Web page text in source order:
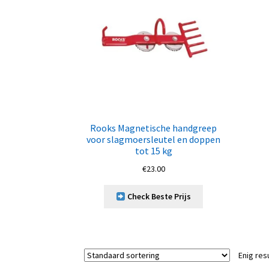
Rooks Magnetische handgreep
voor slagmoersleutel en doppen
tot 15 kg
€23.00
Check Beste Prijs
Enig